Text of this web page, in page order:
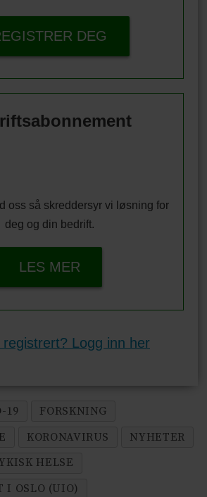
DEG
oss så skreddersyr vi løsning for
deg og din bedrift.
LES MER
registrert? Logg inn her
19
FORSKNING
KORONAVIRUS
NYHETER
HELSE
I OSLO (UIO)